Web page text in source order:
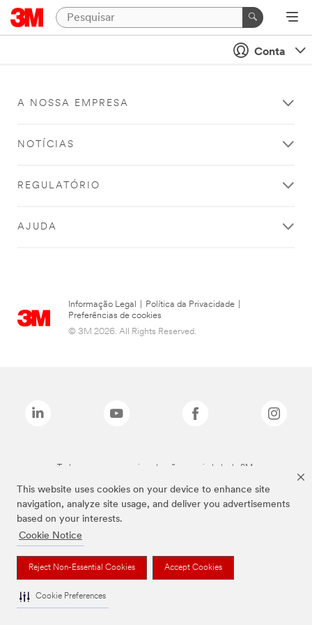
This website uses cookies on your device to enhance site
navigation, analyze site usage, and deliver you advertisements
based on your interests.
Cookie Notice
Reject Non-Essential Cookies Accept Cookies
Cookie Preferences
Conta
A NOSSA EMPRESA
NOTÍCIAS
REGULATÓRIO
AJUDA
Informação Legal Política da Privacidade
Preferências de cookies
© 3M 2026. All Rights Reserved.
Todas as marcas mencionadas são propriedade da 3M.